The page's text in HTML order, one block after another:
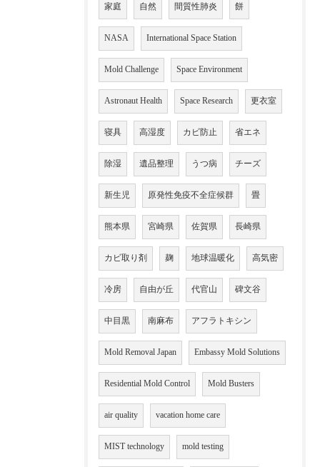
家庭 自然 間質性肺炎 餅
NASA International Space Station
Mold Challenge Space Environment
Astronaut Health Space Research 更衣室
寝具 高湿度 カビ防止 省エネ
除湿 遺品整理 うつ病 チーズ
新生児 原発性免疫不全症候群 畳
熊本県 宮崎県 佐賀県 長崎県
カビ取り剤 麹 地球温暖化 高気密
冷房 自由が丘 代官山 碑文谷
中目黒 南麻布 アフラトキシン
Mold Removal Japan Embassy Mold Solutions
Residential Mold Control Mold Busters
air quality vacation home care
MIST technology mold testing